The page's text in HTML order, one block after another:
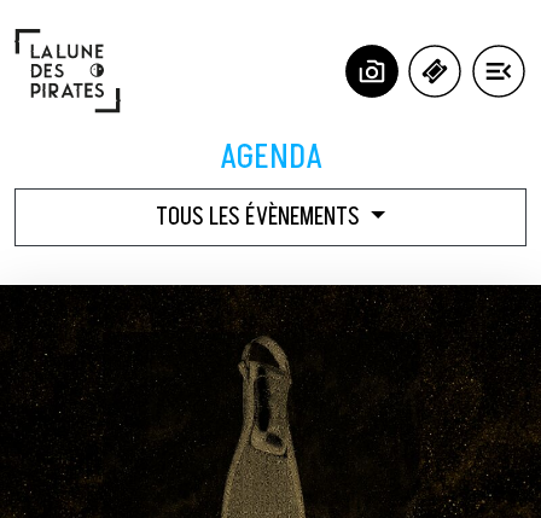
AGENDA
TOUS LES ÉVÈNEMENTS